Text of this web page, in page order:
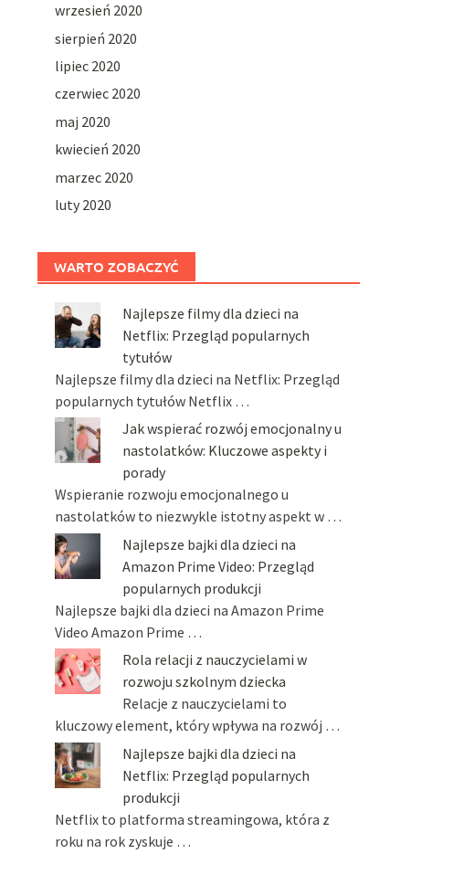
wrzesień 2020
sierpień 2020
lipiec 2020
czerwiec 2020
maj 2020
kwiecień 2020
marzec 2020
luty 2020
WARTO ZOBACZYĆ
Najlepsze filmy dla dzieci na
Netflix: Przegląd popularnych
tytułów
Najlepsze filmy dla dzieci na Netflix: Przegląd
popularnych tytułów Netflix …
Jak wspierać rozwój emocjonalny u
nastolatków: Kluczowe aspekty i
porady
Wspieranie rozwoju emocjonalnego u
nastolatków to niezwykle istotny aspekt w …
Najlepsze bajki dla dzieci na
Amazon Prime Video: Przegląd
popularnych produkcji
Najlepsze bajki dla dzieci na Amazon Prime
Video Amazon Prime …
Rola relacji z nauczycielami w
rozwoju szkolnym dziecka
Relacje z nauczycielami to
kluczowy element, który wpływa na rozwój …
Najlepsze bajki dla dzieci na
Netflix: Przegląd popularnych
produkcji
Netflix to platforma streamingowa, która z
roku na rok zyskuje …